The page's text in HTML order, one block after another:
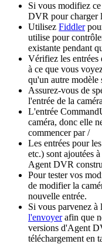
Si vous modifiez
DVR pour charger
Utilisez Fiddler
utilise pour
existante pendant
Vérifiez les entrées
à ce que vous
qu'un autre modèle
Assurez-vous de
l'entrée de la caméra
L'entrée
caméra, donc elle
commencer par /
Les entrées pour
etc.) sont ajoutées
Agent DVR
Pour tester vos
de modifier la
nouvelle entrée.
Si vous parvenez
l'envoyerafin que
versions d'Agent
téléchargement en